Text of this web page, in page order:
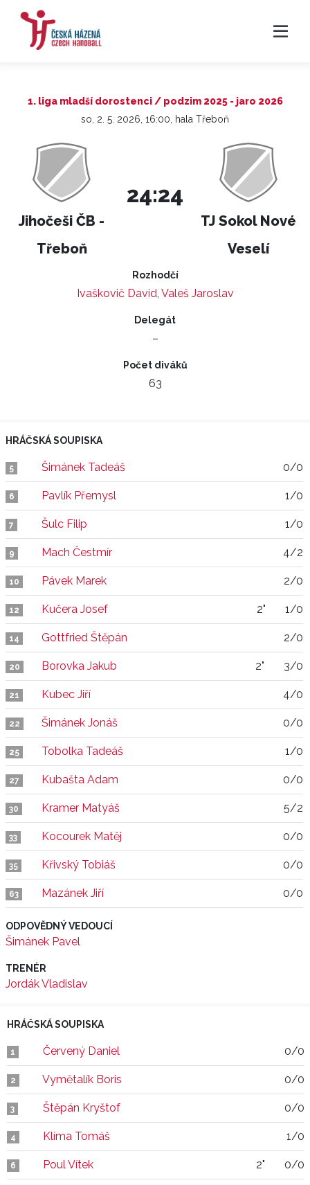
1. liga mladší dorostenci / podzim 2025 - jaro 2026
so, 2. 5. 2026, 16:00, hala Třeboň
Jihočeši ČB -
Třeboň
24:24
TJ Sokol Nové
Veselí
Rozhodčí
Ivaškovič David, Valeš Jaroslav
Delegát
–
Počet diváků
63
HRÁČSKÁ SOUPISKA
5 Šimánek Tadeáš 0/0
6 Pavlík Přemysl 1/0
7 Šulc Filip 1/0
9 Mach Čestmír 4/2
10 Pávek Marek 2/0
12 Kučera Josef 2" 1/0
14 Gottfried Štěpán 2/0
20 Borovka Jakub 2" 3/0
21 Kubec Jiří 4/0
22 Šimánek Jonáš 0/0
25 Tobolka Tadeáš 1/0
27 Kubašta Adam 0/0
30 Kramer Matyáš 5/2
33 Kocourek Matěj 0/0
35 Křivský Tobiáš 0/0
63 Mazánek Jiří 0/0
ODPOVĚDNÝ VEDOUCÍ
Šimánek Pavel
TRENÉR
Jordák Vladislav
HRÁČSKÁ SOUPISKA
1 Červený Daniel 0/0
2 Vymětalík Boris 0/0
3 Štěpán Kryštof 0/0
4 Klíma Tomáš 1/0
6 Poul Vítek 2" 0/0